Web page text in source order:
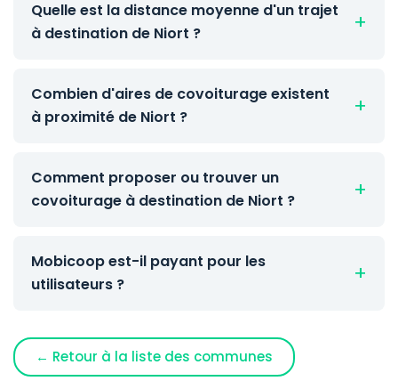
Quelle est la distance moyenne d'un trajet
à destination de Niort ?
Combien d'aires de covoiturage existent
à proximité de Niort ?
Comment proposer ou trouver un
covoiturage à destination de Niort ?
Mobicoop est-il payant pour les
utilisateurs ?
← Retour à la liste des communes